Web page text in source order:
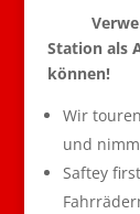
Station als
können!
Wir
und
Saftey